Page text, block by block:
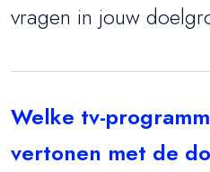
vragen in jouw
Welke tv-
vertonen met de